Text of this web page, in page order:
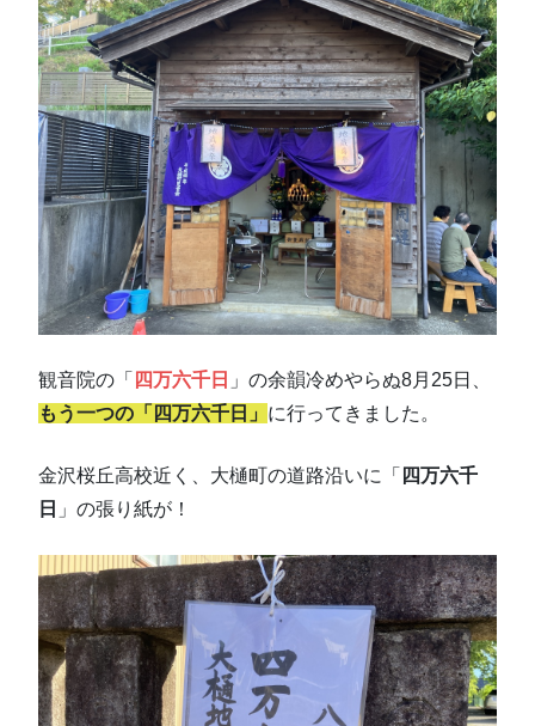
観音院の「 四万六千日 」の余韻冷めやらぬ8月25日、
もう一つの「四万六千日」 に行ってきました。
金沢桜丘高校近く、大樋町の道路沿いに「 四万六千
日 」の張り紙が！